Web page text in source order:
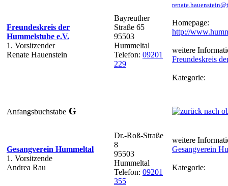
Freundeskreis der
Hummelstube e.V.
1. Vorsitzender
Renate Hauenstein
Bayreuther
Straße 65
95503
Hummeltal
Telefon: 09201
229
Homepage:
http://
weitere
Freundeskreis
Kategorie:
Anfangsbuchstabe G
Gesangverein Hummeltal
1. Vorsitzende
Andrea Rau
Dr.-Roß-Straße
8
95503
Hummeltal
Telefon: 09201
355
weitere
Gesangverein
Kategorie: